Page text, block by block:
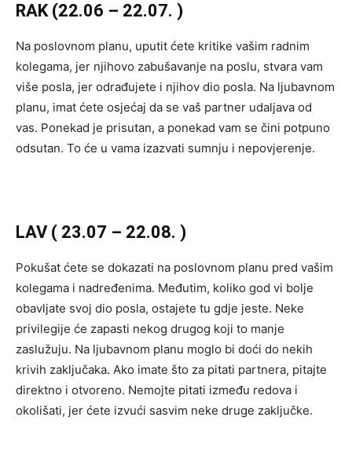
RAK (22.06 – 22.07. )
Na poslovnom planu, uputit ćete kritike vašim radnim
kolegama, jer njihovo zabušavanje na poslu, stvara vam
više posla, jer odrađujete i njihov dio posla. Na ljubavnom
planu, imat ćete osjećaj da se vaš partner udaljava od
vas. Ponekad je prisutan, a ponekad vam se čini potpuno
odsutan. To će u vama izazvati sumnju i nepovjerenje.
LAV ( 23.07 – 22.08. )
Pokušat ćete se dokazati na poslovnom planu pred vašim
kolegama i nadređenima. Međutim, koliko god vi bolje
obavljate svoj dio posla, ostajete tu gdje jeste. Neke
privilegije će zapasti nekog drugog koji to manje
zaslužuju. Na ljubavnom planu moglo bi doći do nekih
krivih zaključaka. Ako imate što za pitati partnera, pitajte
direktno i otvoreno. Nemojte pitati između redova i
okolišati, jer ćete izvući sasvim neke druge zaključke.